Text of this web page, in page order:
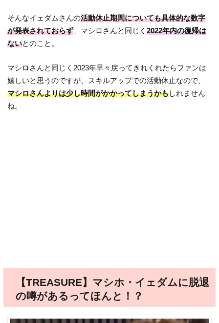
そんなイェダムさんの活動休止期間についても具体的な数字
が発表されておらず 、マシロさんと同じく2022年内の復帰は
ないとのこと。
マシロさんと同じく2023年早々戻ってきれくれたらファンは
嬉しいと思うのですが、スキルアップでの活動休止なので、
マシロさんよりは少し時間がかかってしまうかもしれません
ね。
【TREASURE】マシホ・イェダムに脱退
の噂があるってほんと！？